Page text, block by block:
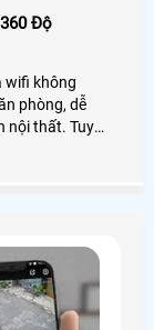
Độ
phòng, dễ
thất. Tuy